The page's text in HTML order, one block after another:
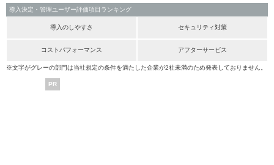
導入決定・管理ユーザー評価項目ランキング
導入のしやすさ セキュリティ対策
コストパフォーマンス アフターサービス
※文字がグレーの部門は当社規定の条件を満たした企業が2社未満のため発表しておりません。
PR